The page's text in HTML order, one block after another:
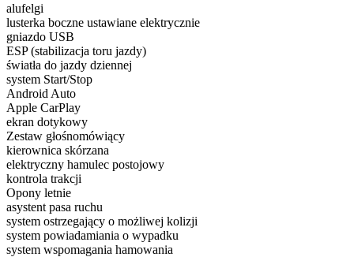
alufelgi
lusterka boczne ustawiane elektrycznie
gniazdo USB
ESP (stabilizacja toru jazdy)
światła do jazdy dziennej
system Start/Stop
Android Auto
Apple CarPlay
ekran dotykowy
Zestaw głośnomówiący
kierownica skórzana
elektryczny hamulec postojowy
kontrola trakcji
Opony letnie
asystent pasa ruchu
system ostrzegający o możliwej kolizji
system powiadamiania o wypadku
system wspomagania hamowania